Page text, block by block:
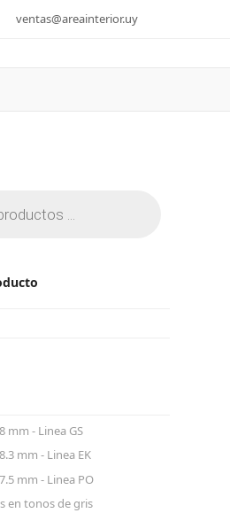
ventas@areainterior.uy
mm - Linea GS
mm - Linea EK
mm - Linea PO
en tonos de gris